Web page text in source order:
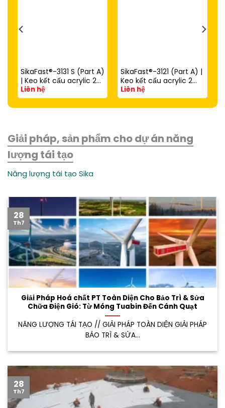
SikaFast®-3131 S (Part A)
| Keo kết cấu acrylic 2
thành phần đóng rắn
nhanh dùng với
SikaFast®-3081 N (Part
Liên hệ
SikaFast®-3121 (Part A) |
Keo kết cấu acrylic 2
thành phần đóng rắn
nhanh (dùng với
SikaFast®-3081 N Part B)
Liên hệ
Giải pháp, sản phẩm cho dự án năng
lượng tái tạo
Năng lượng tái tạo Sika
Giải Pháp Hoá chất PT Toàn Diện Cho Bảo Trì & Sửa
Chữa Điện Gió: Từ Móng Tuabin Đến Cánh Quạt
NĂNG LƯỢNG TÁI TẠO // GIẢI PHÁP TOÀN DIỆN GIẢI PHÁP
BẢO TRÌ & SỬA...
28
Th7
28
Th7